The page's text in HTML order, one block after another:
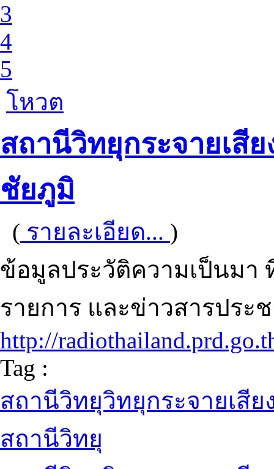
3
4
5
โหวต
สถานีวิทยุกระจายเสี
ชัยภูมิ
( รายละเอียด... )
ข้อมูลประวัติความเป็นมา
รายการ และข่าวสารปร
http://
Tag :
สถานีวิทยุวิทยุกระจายเสีย
สถานีวิทยุ